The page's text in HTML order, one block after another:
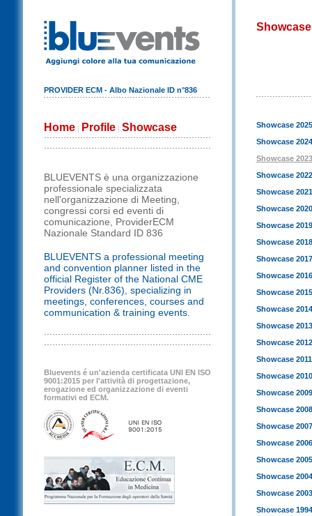
PROVIDER ECM - Albo Nazionale ID n°836
Home| Profile| Showcase
BLUEVENTS è una organizzazione
professionale specializzata
nell'organizzazione di Meeting,
congressi corsi ed eventi di
comunicazione, ProviderECM
Nazionale Standard ID 836
BLUEVENTS a professional meeting
and convention planner listed in the
official Register of the National CME
Providers (Nr.836), specializing in
meetings, conferences, courses and
communication & training events.
Bluevents é un'azienda certificata UNI EN ISO
9001:2015 per l'attività di progettazione,
erogazione ed organizzazione di eventi
formativi ed ECM.
Showcase
Showcase 2025
Showcase 2024
Showcase 2023
Showcase 2022
Showcase 2021
Showcase 2020
Showcase 2019
Showcase 2018
Showcase 2017
Showcase 2016
Showcase 2015
Showcase 2014
Showcase 2013
Showcase 2012
Showcase 2011
Showcase 2010
Showcase 2009
Showcase 2008
Showcase 2007
Showcase 2006
Showcase 2005
Showcase 2004
Showcase 2003
Showcase